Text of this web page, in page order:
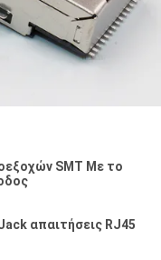
SMT Με το
απαιτήσεις RJ45